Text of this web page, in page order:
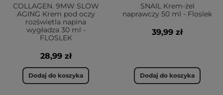
COLLAGEN. 9MW SLOW
AGING Krem pod oczy
rozświetla napina
wygładza 30 ml -
FLOSLEK
28,99 zł
Dodaj do koszyka
SNAIL Krem-żel
naprawczy 50 ml - Floslek
39,99 zł
Dodaj do koszyka